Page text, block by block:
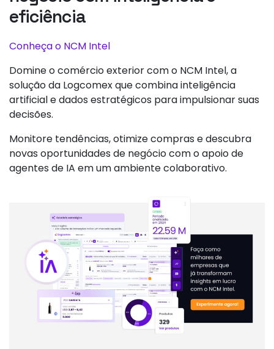
eficiência
Conheça o NCM Intel
Domine o comércio exterior com o NCM Intel, a
solução da Logcomex que combina inteligência
artificial e dados estratégicos para impulsionar suas
decisões.
Monitore tendências, otimize compras e descubra
novas oportunidades de negócio com o apoio de
agentes de IA em um ambiente colaborativo.